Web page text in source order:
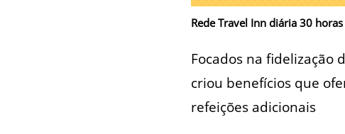
Rede Travel Inn diária 30 horas
Focados na fidelização
criou benefícios que
refeições adicionais